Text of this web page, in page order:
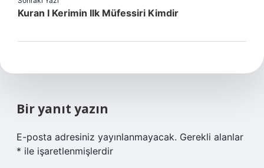
Kuran I Kerimin Ilk Müfessiri Kimdir
Bir yanıt yazın
E-posta adresiniz yayınlanmayacak. Gerekli alanlar
* ile işaretlenmişlerdir